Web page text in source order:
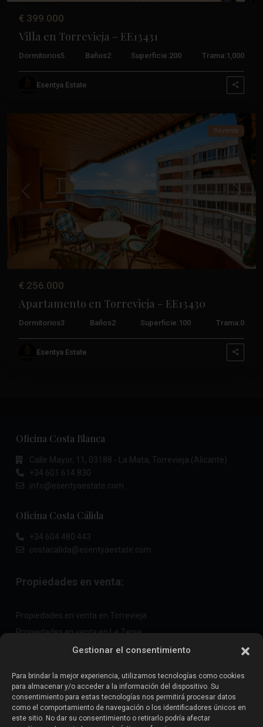
Gestionar el consentimiento
Para brindar la mejor experiencia, utilizamos tecnologías como cookies
para almacenar y/o acceder a la información del dispositivo. Su
consentimiento para estas tecnologías nos permitirá procesar datos
como el comportamiento de navegación o los identificadores únicos en
este sitio. No dar su consentimiento o retirarlo podría afectar
€ 399.000
Villa en Torrevieja – EE13431
Dormitorios5 Baños2 Superficie:200 Trama: 1,000
Esentya Estate
Anterior
Reventa
€ 256.000
Apartamento en Torrevieja – EE13430
Dormitorios3 Baños2 Superficie: 100 Trama:0
Esentya Estate
Oficina Costa Blanca
Calle Mayor, 11, 03188 - La Mata, Torrevieja (Alicante)
+34 601 614 830
info@esentyaestate.com
Oficina Costa Cálida
+34 604 480 443
costacalida@esentyaestate.com
Propiedades en venta:
Propiedades en venta en Torrevieja
Propiedades en venta en La Zenia
Propiedades en venta en Cabo Roig
Vende tu propiedad:
Vender propiedad en La Mata